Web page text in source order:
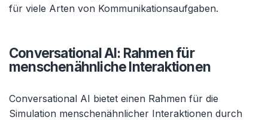
für viele Arten von Kommunikationsaufgaben.
Conversational AI: Rahmen für
menschenähnliche Interaktionen
Conversational AI bietet einen Rahmen für die
Simulation menschenähnlicher Interaktionen durch